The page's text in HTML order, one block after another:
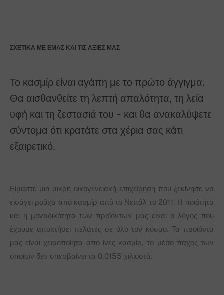
ΣΧΕΤΙΚΆ ΜΕ ΕΜΆΣ ΚΑΙ ΤΙΣ ΑΞΊΕΣ ΜΑΣ
Το κασμίρ είναι αγάπη με το πρώτο άγγιγμα.
Θα αισθανθείτε τη λεπτή απαλότητα, τη λεία
υφή και τη ζεστασιά του - και θα ανακαλύψετε
σύντομα ότι κρατάτε στα χέρια σας κάτι
εξαιρετικό.
Είμαστε μια μικρή οικογενειακή επιχείρηση που ξεκίνησε να
εισάγει ρούχα από καρμίρ από το Νεπάλ το 2011. Η ποιότητα
και η μοναδικότητα των προϊόντων μας είναι ο λόγος που
έχουμε αποκτήσει πελάτες σε όλο τον κόσμο. Τα προϊόντα
μας είναι χειροποίητα από ίνες κασμίρ, το μέσο πάχος των
οποίων δεν υπερβαίνει τα 0,0155 χιλιοστά.